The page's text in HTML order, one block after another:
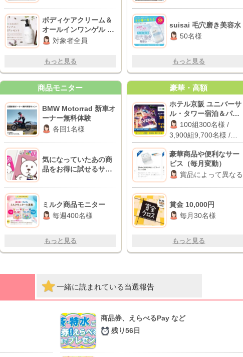
ボディケアクリーム＆
オールインワンゲル サ
ンプル対象者全員
もっと見る
suisai 毛穴磨き美容水
50名様
もっと見る
商品モニター
BMW Motorrad 新車オ
ーナー無料体験
各回1名様
気になっていたあの商
品をお得に試せるサイ
ミルク商品モニター
毎週400名様
もっと見る
豪華・高額
ホテル京阪 ユニバーサ
ル・タワー宿泊＆パー
ク貸切イベント / パーク
貸切イベント招待 / 1万
円キャッシュバック
100組300名様 /
3,900組9,700名様 /
2,000名様
豪華商品や便利なサー
ビス（毎月変動）
賞品によって異なる
賞金 10,000円
毎月30名様
もっと見る
一緒に読まれている当選報告
商品券、えらべるPay など
残り56日